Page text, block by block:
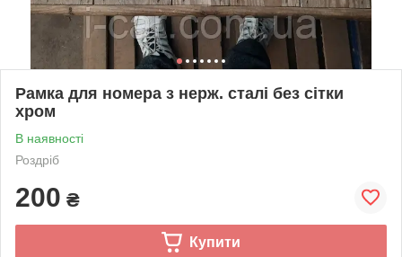
Рамка для номера з нерж. сталі без сітки
хром
В наявності
Роздріб
200 ₴
Купити